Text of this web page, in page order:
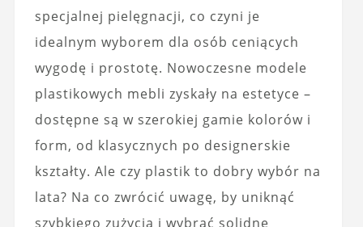
specjalnej pielęgnacji, co czyni je
idealnym wyborem dla osób ceniących
wygodę i prostotę. Nowoczesne modele
plastikowych mebli zyskały na estetyce –
dostępne są w szerokiej gamie kolorów i
form, od klasycznych po designerskie
kształty. Ale czy plastik to dobry wybór na
lata? Na co zwrócić uwagę, by uniknąć
szybkiego zużycia i wybrać solidne